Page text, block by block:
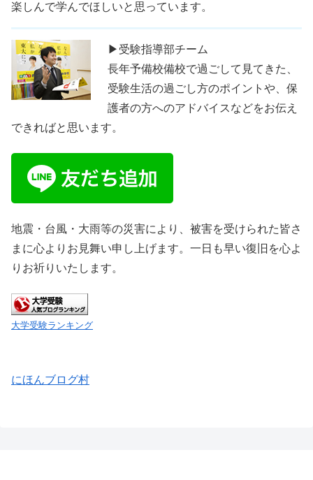
楽しんで学んでほしいと思っています。
▶受験指導部チーム
長年予備校備校で過ごして見てきた、
受験生活の過ごし方のポイントや、保
護者の方へのアドバイスなどをお伝え
できればと思います。
地震・台風・大雨等の災害により、被害を受けられた皆さ
まに心よりお見舞い申し上げます。一日も早い復旧を心よ
りお祈りいたします。
大学受験ランキング
にほんブログ村